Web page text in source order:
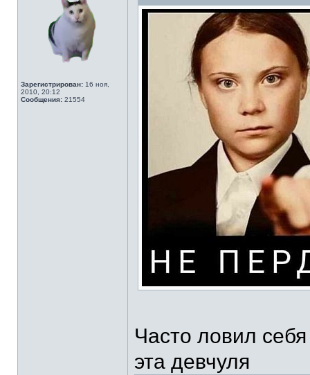
Зарегистрирован: 16 ноя,
2010, 20:12
Сообщения: 21554
Часто ловил
эта девчуля